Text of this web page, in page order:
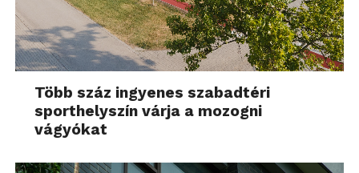
Több száz ingyenes szabadtéri
sporthelyszín várja a mozogni
vágyókat